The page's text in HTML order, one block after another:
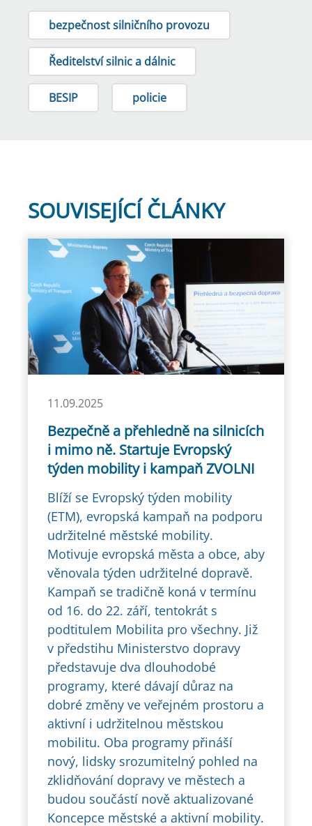
bezpečnost silničního provozu
Ředitelství silnic a dálnic
BESIP policie
SOUVISEJÍCÍ ČLÁNKY
11.09.2025
Bezpečně a přehledně na silnicích
i mimo ně. Startuje Evropský
týden mobility i kampaň ZVOLNI
Blíží se Evropský týden mobility
(ETM), evropská kampaň na podporu
udržitelné městské mobility.
Motivuje evropská města a obce, aby
věnovala týden udržitelné dopravě.
Kampaň se tradičně koná v termínu
od 16. do 22. září, tentokrát s
podtitulem Mobilita pro všechny. Již
v předstihu Ministerstvo dopravy
představuje dva dlouhodobé
programy, které dávají důraz na
dobré změny ve veřejném prostoru a
aktivní i udržitelnou městskou
mobilitu. Oba programy přináší
nový, lidsky srozumitelný pohled na
zklidňování dopravy ve městech a
budou součástí nově aktualizované
Koncepce městské a aktivní mobility.